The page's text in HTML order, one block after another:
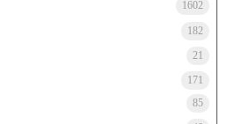
1602
182
21
171
85